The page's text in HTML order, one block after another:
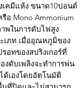
เคมีแห้ง ขนาด10ปอนด์
อ Mono Ammonium
พในการดับไฟสูง
เภท เมื่ออุณหภูมิของ
รอทของสปริงเกอร์ที่
งดับเพลิงจะทำการพ่น
ด้เองโดยอัตโนมัติ